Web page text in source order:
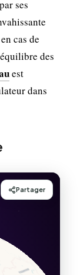
ses
cas de
des
est
dans